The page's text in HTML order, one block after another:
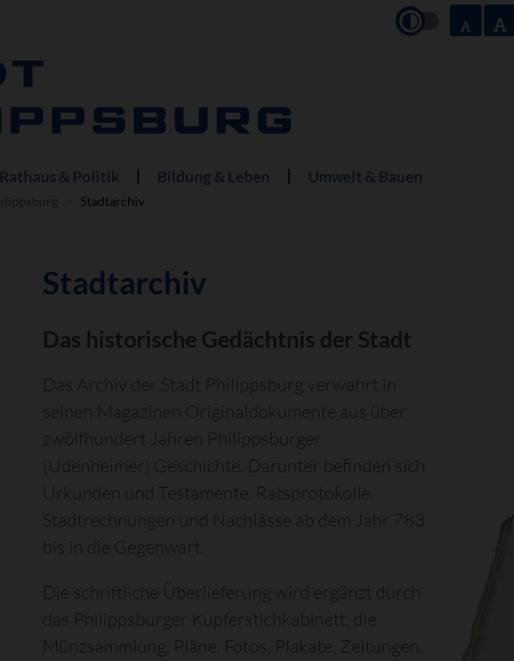
Rathaus & Politik Bildung & Leben Umwelt & Bauen
Stadtarchiv
Stadtarchiv
Das historische Gedächtnis der Stadt
Das Archiv der Stadt Philippsburg verwahrt in
seinen Magazinen Originaldokumente aus über
zwölfhundert Jahren Philippsburger
(Udenheimer) Geschichte. Darunter befinden sich
Urkunden und Testamente, Ratsprotokolle,
Stadtrechnungen und Nachlässe ab dem Jahr 783
bis in die Gegenwart.
Die schriftliche Überlieferung wird ergänzt durch
das Philippsburger Kupferstichkabinett, die
Münzsammlung, Pläne, Fotos, Plakate, Zeitungen,